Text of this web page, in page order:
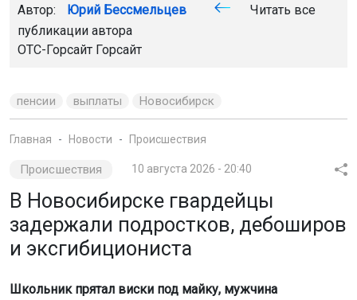
Автор: Юрий Бессмельцев
Читать все
публикации автора
ОТС-Горсайт Горсайт
пенсии выплаты Новосибирск
Главная Новости Происшествия
Происшествия 10 августа 2026 - 20:40
В Новосибирске гвардейцы
задержали подростков, дебоширов
и эксгибициониста
Школьник прятал виски под майку, мужчина